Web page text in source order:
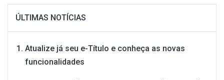
ÚLTIMAS NOTÍCIAS
Atualize já seu e-Título e conheça as novas
funcionalidades